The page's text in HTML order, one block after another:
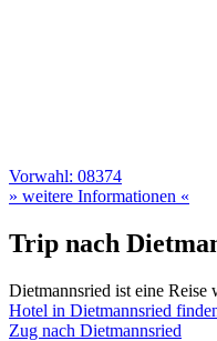
Vorwahl: 08374
» weitere Informationen «
Trip nach
Dietmannsried ist eine Reise
Hotel in Dietmannsried
Zug nach Dietmannsried